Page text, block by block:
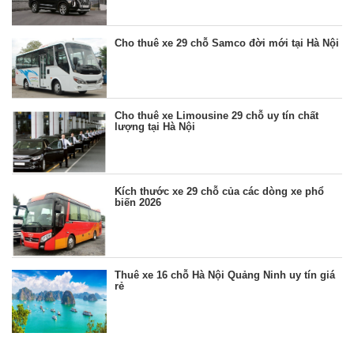
Cho thuê xe 29 chỗ Samco đời mới tại Hà Nội
Cho thuê xe Limousine 29 chỗ uy tín chất
lượng tại Hà Nội
Kích thước xe 29 chỗ của các dòng xe phổ
biến 2026
Thuê xe 16 chỗ Hà Nội Quảng Ninh uy tín giá
rẻ